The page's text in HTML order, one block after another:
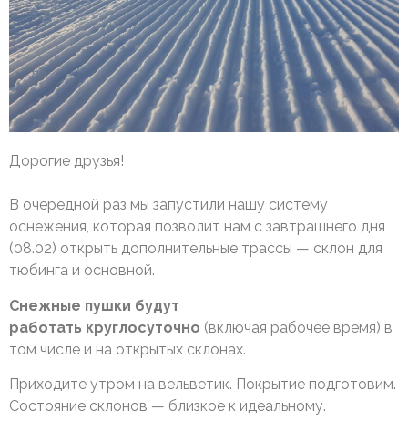
Дорогие друзья!
В очередной раз мы запустили нашу систему
оснежения, которая позволит нам с завтрашнего дня
(08.02) открыть дополнительные трассы — склон для
тюбинга и основной.
Снежные пушки будут
работать круглосуточно (включая рабочее время) в
том числе и на открытых склонах.
Приходите утром на вельветик. Покрытие подготовим.
Состояние склонов — близкое к идеальному.